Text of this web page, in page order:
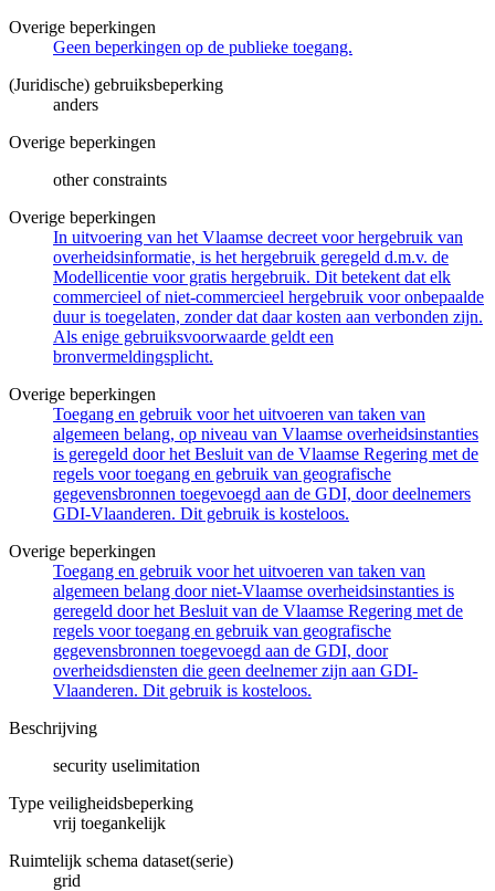
Overige beperkingen
Geen beperkingen op de publieke toegang.
(Juridische) gebruiksbeperking
anders
Overige beperkingen
other constraints
Overige beperkingen
In uitvoering van het Vlaamse decreet voor hergebruik van
overheidsinformatie, is het hergebruik geregeld d.m.v. de
Modellicentie voor gratis hergebruik. Dit betekent dat elk
commercieel of niet-commercieel hergebruik voor onbepaalde
duur is toegelaten, zonder dat daar kosten aan verbonden zijn.
Als enige gebruiksvoorwaarde geldt een
bronvermeldingsplicht.
Overige beperkingen
Toegang en gebruik voor het uitvoeren van taken van
algemeen belang, op niveau van Vlaamse overheidsinstanties
is geregeld door het Besluit van de Vlaamse Regering met de
regels voor toegang en gebruik van geografische
gegevensbronnen toegevoegd aan de GDI, door deelnemers
GDI-Vlaanderen. Dit gebruik is kosteloos.
Overige beperkingen
Toegang en gebruik voor het uitvoeren van taken van
algemeen belang door niet-Vlaamse overheidsinstanties is
geregeld door het Besluit van de Vlaamse Regering met de
regels voor toegang en gebruik van geografische
gegevensbronnen toegevoegd aan de GDI, door
overheidsdiensten die geen deelnemer zijn aan GDI-
Vlaanderen. Dit gebruik is kosteloos.
Beschrijving
security uselimitation
Type veiligheidsbeperking
vrij toegankelijk
Ruimtelijk schema dataset(serie)
grid